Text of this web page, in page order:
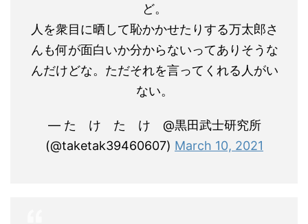
ど。
人を衆目に晒して恥かかせたりする万太郎さ
んも何が面白いか分からないってありそうな
んだけどな。ただそれを言ってくれる人がい
ない。
— た け た け @黒田武士研究所
(@taketak39460607) March 10, 2021